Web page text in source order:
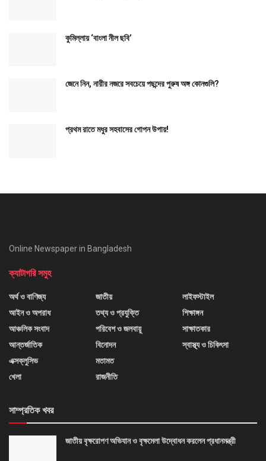
কুমিল্লায় ‘বাংলা নীল ছবি’
জেনে নিন, নারীর নজরে সবচেয়ে পছন্দের পুরুষ অঙ্গ কোনগুলি?
প্রথম রাতে মধুর সহবাসের গোপন উপায়!
Online Newspaper in Bangladesh
ক্যাটাগরি সমুহ
অর্থ ও বাণিজ্য
আইন ও অপরাধ
আঞ্চলিক সংবাদ
আন্তর্জাতিক
এক্সক্লুসিভ
খেলা
জাতীয়
তথ্য ও প্রযুক্তি
পরিবেশ ও জলবায়ু
বিনোদন
মতামত
রাজনীতি
লাইফস্টাইল
শিক্ষাঙ্গন
সাক্ষাতকার
স্বাস্থ্য ও চিকিৎসা
সাম্প্রতিক খবর
জাতীয় বৃক্ষরোপণ অভিযান ও বৃক্ষমেলা উদ্বোধন করলেন প্রধানমন্ত্রী